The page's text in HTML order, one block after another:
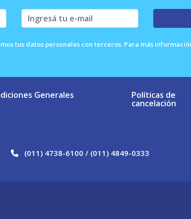
tus datos personales con terceros. Para más
Generales Políticas de
cancelación
(011) 4738-6100 / (011) 4849-0333